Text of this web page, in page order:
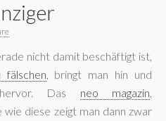
nicht damit beschäftigt ist,
fälschen, bringt man hin und
Das neo magazin,
diese zeigt man dann zwar